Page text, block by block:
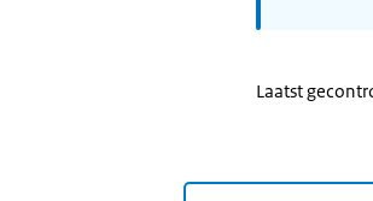
Laatst